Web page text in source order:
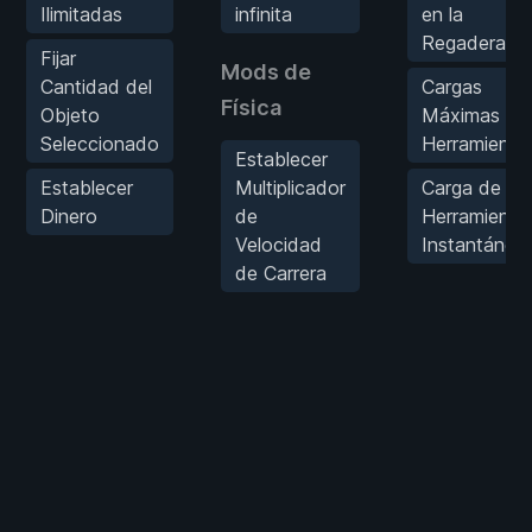
Ilimitadas
Fijar
Cantidad del
Objeto
Seleccionado
Establecer
Dinero
infinita
Mods de
Física
Establecer
Multiplicador
de
Velocidad
de Carrera
en la
Regadera
Cargas
Máximas de
Carga de
Herramienta
Instantánea